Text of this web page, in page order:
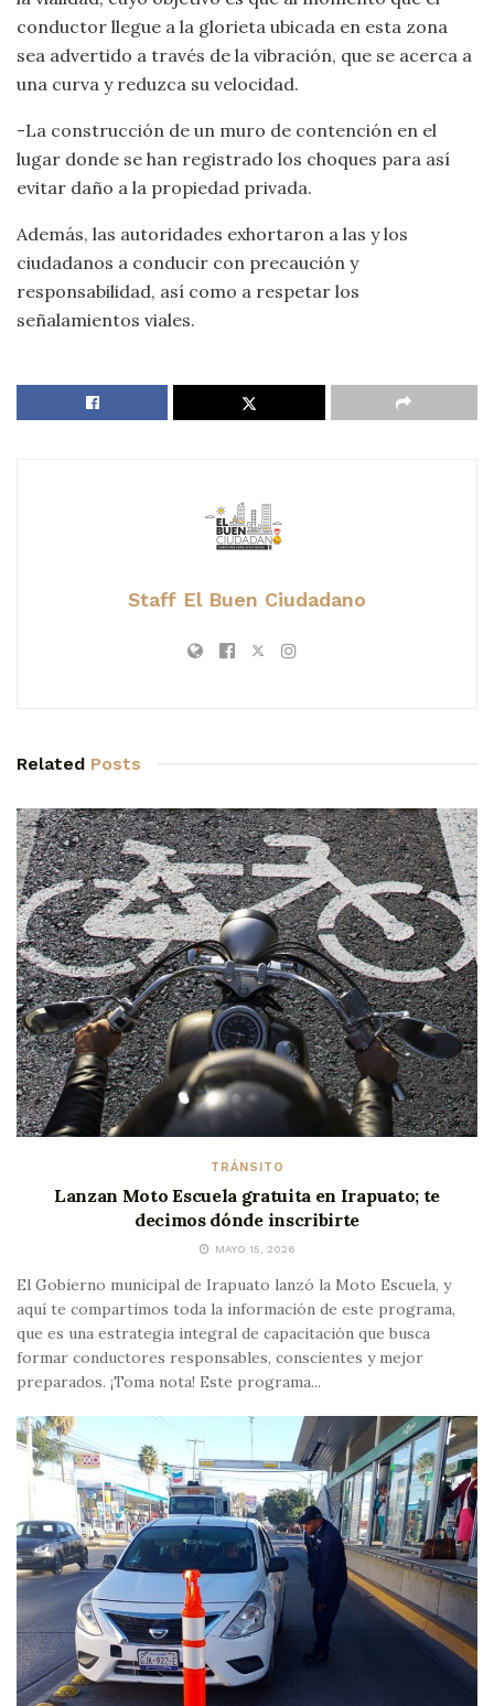
conductor llegue a la glorieta ubicada en esta zona
sea advertido a través de la vibración, que se acerca a
una curva y reduzca su velocidad.
-La construcción de un muro de contención en el
lugar donde se han registrado los choques para así
evitar daño a la propiedad privada.
Además, las autoridades exhortaron a las y los
ciudadanos a conducir con precaución y
responsabilidad, así como a respetar los
señalamientos viales.
Staff El Buen Ciudadano
Related Posts
TRÁNSITO
Lanzan Moto Escuela gratuita en Irapuato; te
decimos dónde inscribirte
MAYO 15, 2026
El Gobierno municipal de Irapuato lanzó la Moto Escuela, y
aquí te compartimos toda la información de este programa,
que es una estrategia integral de capacitación que busca
formar conductores responsables, conscientes y mejor
preparados. ¡Toma nota! Este programa...